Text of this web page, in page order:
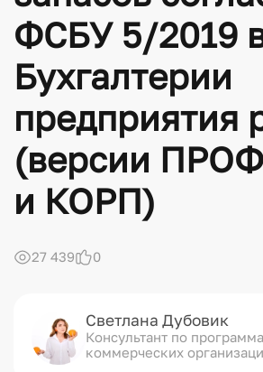
ФСБУ 5/2019
Бухгалтерии
предприятия
(версии ПРОФ
и КОРП)
27 439 0
Светлана Дубовик
Консультант по
коммерческих